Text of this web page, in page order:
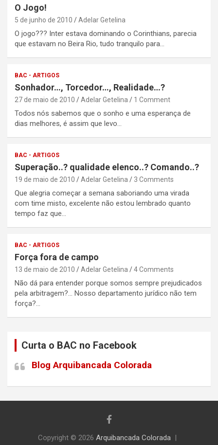
O Jogo!
5 de junho de 2010 Adelar Getelina
O jogo??? Inter estava dominando o Corinthians, parecia
que estavam no Beira Rio, tudo tranquilo para…
BAC - ARTIGOS
Sonhador…, Torcedor…, Realidade…?
27 de maio de 2010 Adelar Getelina 1 Comment
Todos nós sabemos que o sonho e uma esperança de
dias melhores, é assim que levo…
BAC - ARTIGOS
Superação..? qualidade elenco..? Comando..?
19 de maio de 2010 Adelar Getelina 3 Comments
Que alegria começar a semana saboriando uma virada
com time misto, excelente não estou lembrado quanto
tempo faz que…
BAC - ARTIGOS
Força fora de campo
13 de maio de 2010 Adelar Getelina 4 Comments
Não dá para entender porque somos sempre prejudicados
pela arbitragem?… Nosso departamento jurídico não tem
força?…
Curta o BAC no Facebook
Blog Arquibancada Colorada
Copyright © 2026 Arquibancada Colorada